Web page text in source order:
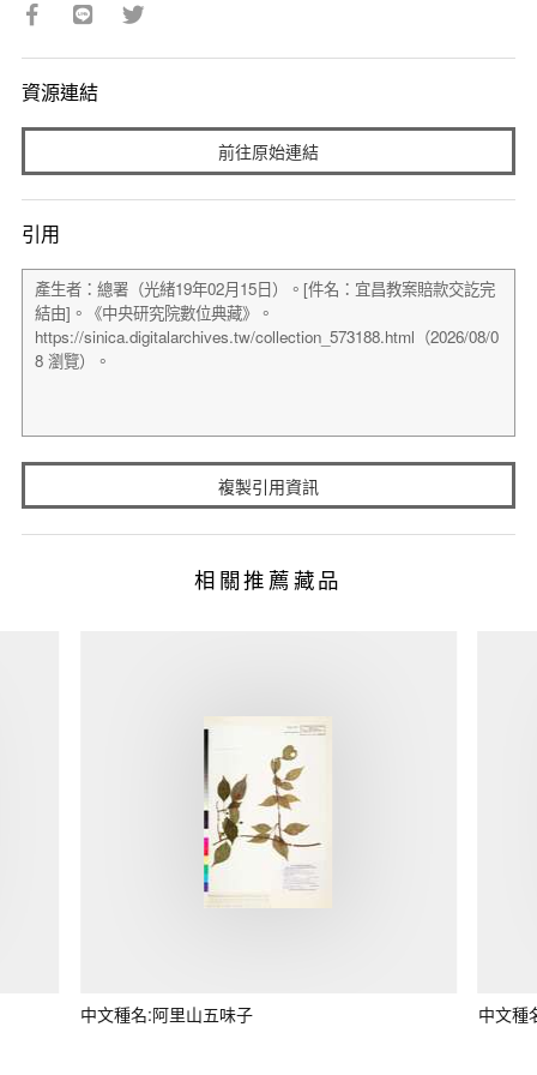
資源連結
前往原始連結
引用
複製引用資訊
相關推薦藏品
中文種名:阿里山五味子 中文種